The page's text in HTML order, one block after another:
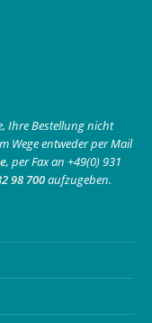
Ihre Bestellung nicht
Wege entweder per Mail
, per Fax an +49(0) 931
98 700aufzugeben.